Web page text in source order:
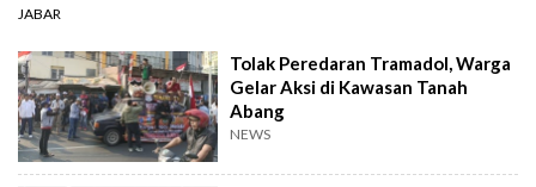
JABAR
Tolak Peredaran Tramadol, Warga
Gelar Aksi di Kawasan Tanah
Abang
NEWS